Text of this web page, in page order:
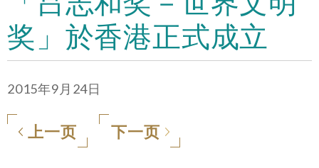
奖」於香港正式成立
2015年9月24日
上一页 下一页